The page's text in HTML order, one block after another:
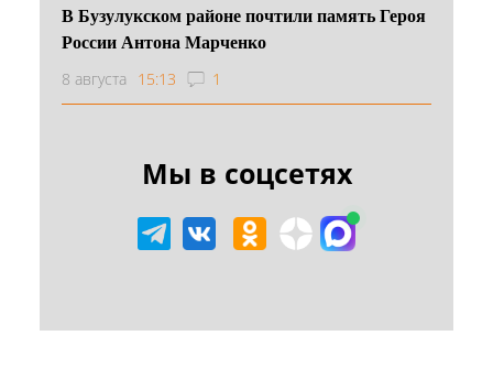
В Бузулукском районе почтили память Героя
России Антона Марченко
8 августа 15:13 1
Мы в соцсетях